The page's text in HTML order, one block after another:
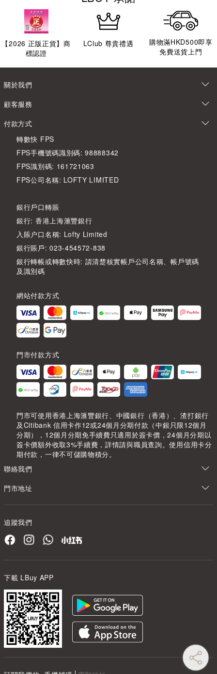
【2026 正版正貨】商
標認證
LClub 尊貴禮遇
購物滿HKD500即享
免費送貨上門
關於我們
顧客服務
付款方式
轉數快 FPS
FPS手機號碼識別碼: 98888342
FPS識別碼: 161721063
FPS公司名稱: LOFTY LIMITED
銀行戶口轉賬
銀行: 香港上海滙豐銀行
入賬户口名稱: Lofty Limited
銀行賬戶: 023-454572-838
銀行轉帳或轉數快時: 請清楚核實帳戶公司名稱、帳戶號碼
及識別碼
網站付款方式
門市付款方式
門市可使用香港上海滙豐銀行、中國銀行（香港）、渣打銀行
及Citibank 信用卡作12或24個月分期付款（中銀只限12個月
分期），12個月分期免手續費只適用於簽卡價，24個月分期以
簽卡價額外收取3%手續費，詳情請與職員查詢。使用信用卡分
期付款，一律不可儲購物積分。
聯絡我們
門市地址
追蹤我們
下載 LBuy APP